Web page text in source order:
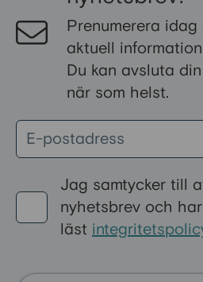
levnadskostnader.
igenom de
Sverige och hur
dem.
Prenumerera
aktuell
Du kan avsluta
när som helst.
Jag samtycker till
nyhetsbrev och har
läst